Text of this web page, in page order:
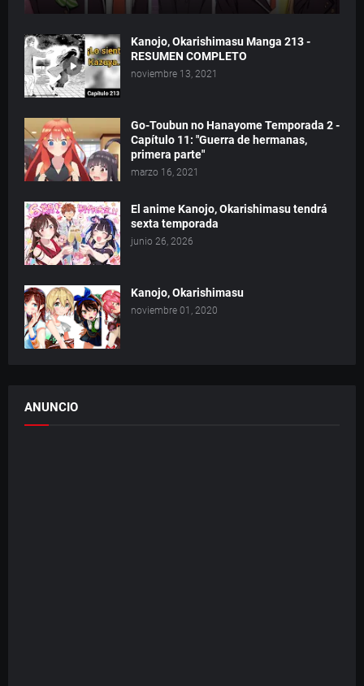
Kanojo, Okarishimasu Manga 213 -
RESUMEN COMPLETO
noviembre 13, 2021
Go-Toubun no Hanayome Temporada 2 -
Capítulo 11: "Guerra de hermanas,
primera parte"
marzo 16, 2021
El anime Kanojo, Okarishimasu tendrá
sexta temporada
junio 26, 2026
Kanojo, Okarishimasu
noviembre 01, 2020
ANUNCIO